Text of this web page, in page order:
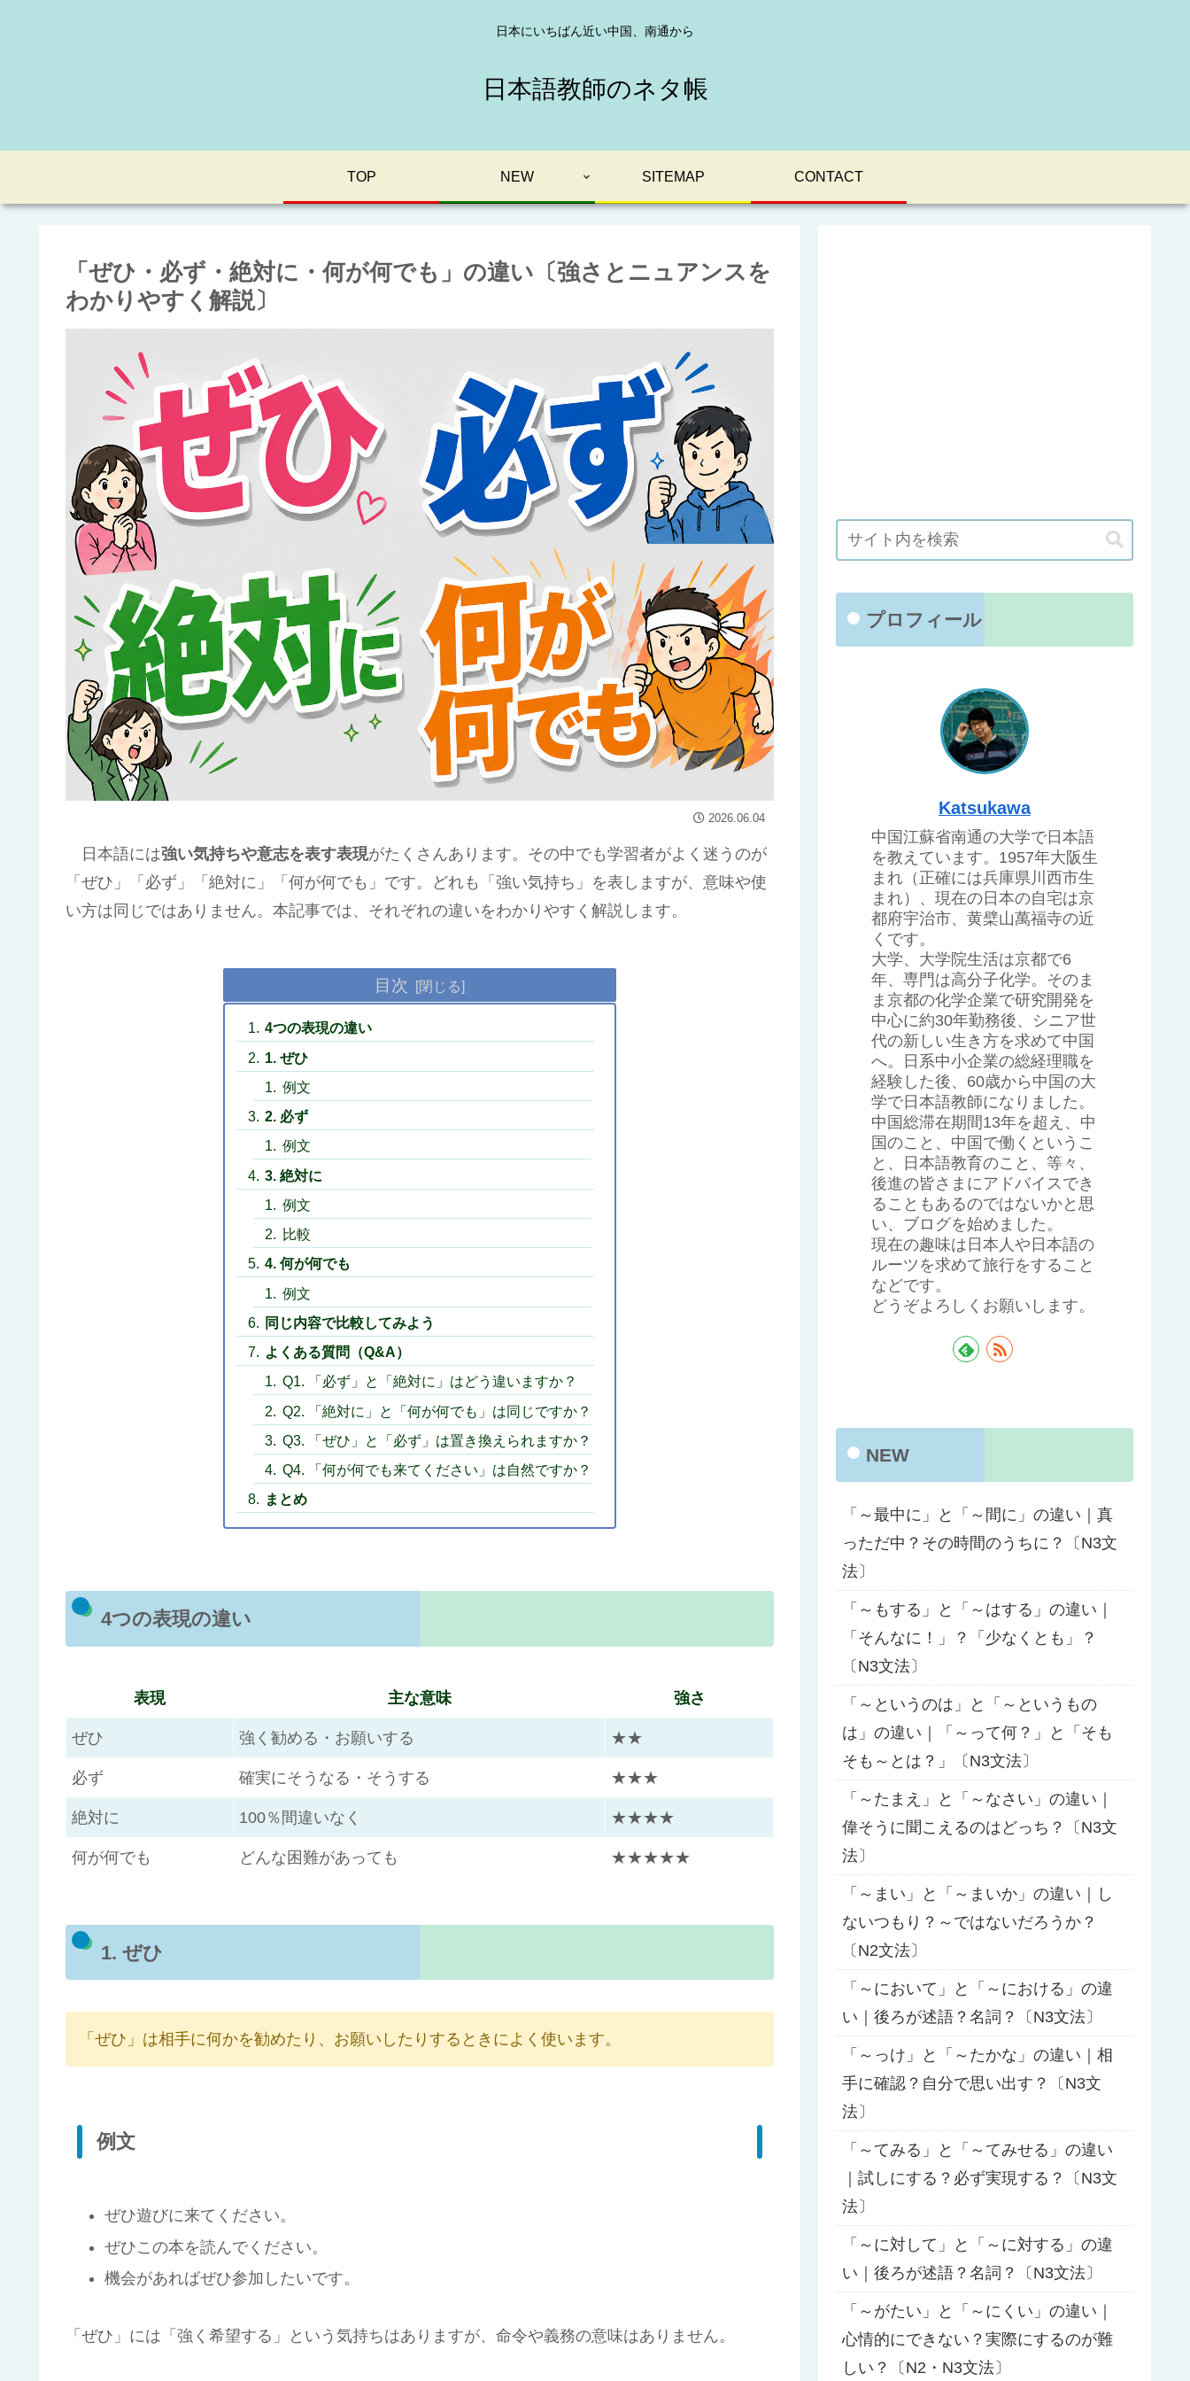
日本にいちばん近い中国、南通から
日本語教師のネタ帳
TOP NEW SITEMAP CONTACT
「ぜひ・必ず・絶対に・何が何でも」の違い〔強さとニュアンスを
わかりやすく解説〕
2026.06.04
日本語には強い気持ちや意志を表す表現がたくさんあります。その中でも学習者がよく迷うのが
「ぜひ」「必ず」「絶対に」「何が何でも」です。どれも「強い気持ち」を表しますが、意味や使
い方は同じではありません。本記事では、それぞれの違いをわかりやすく解説します。
目次
4つの表現の違い
1. ぜひ
例文
2. 必ず
例文
3. 絶対に
例文
比較
4. 何が何でも
例文
同じ内容で比較してみよう
よくある質問（Q&A）
Q1. 「必ず」と「絶対に」はどう違いますか？
Q2. 「絶対に」と「何が何でも」は同じですか？
Q3. 「ぜひ」と「必ず」は置き換えられますか？
Q4. 「何が何でも来てください」は自然ですか？
まとめ
4つの表現の違い
表現 主な意味 強さ
ぜひ 強く勧める・お願いする ★★
必ず 確実にそうなる・そうする ★★★
絶対に 100％間違いなく ★★★★
何が何でも どんな困難があっても ★★★★★
1. ぜひ
「ぜひ」は相手に何かを勧めたり、お願いしたりするときによく使います。
例文
ぜひ遊びに来てください。
ぜひこの本を読んでください。
機会があればぜひ参加したいです。
「ぜひ」には「強く希望する」という気持ちはありますが、命令や義務の意味はありません。
プロフィール
Katsukawa
中国江蘇省南通の大学で日本語
を教えています。1957年大阪生
まれ（正確には兵庫県川西市生
まれ）、現在の日本の自宅は京
都府宇治市、黄檗山萬福寺の近
くです。
大学、大学院生活は京都で6
年、専門は高分子化学。そのま
ま京都の化学企業で研究開発を
中心に約30年勤務後、シニア世
代の新しい生き方を求めて中国
へ。日系中小企業の総経理職を
経験した後、60歳から中国の大
学で日本語教師になりました。
中国総滞在期間13年を超え、中
国のこと、中国で働くというこ
と、日本語教育のこと、等々、
後進の皆さまにアドバイスでき
ることもあるのではないかと思
い、ブログを始めました。
現在の趣味は日本人や日本語の
ルーツを求めて旅行をすること
などです。
どうぞよろしくお願いします。
NEW
「～最中に」と「～間に」の違い｜真
っただ中？その時間のうちに？〔N3文
法〕
「～もする」と「～はする」の違い｜
「そんなに！」？「少なくとも」？
〔N3文法〕
「～というのは」と「～というもの
は」の違い｜「～って何？」と「そも
そも～とは？」〔N3文法〕
「～たまえ」と「～なさい」の違い｜
偉そうに聞こえるのはどっち？〔N3文
法〕
「～まい」と「～まいか」の違い｜し
ないつもり？～ではないだろうか？
〔N2文法〕
「～において」と「～における」の違
い｜後ろが述語？名詞？〔N3文法〕
「～っけ」と「～たかな」の違い｜相
手に確認？自分で思い出す？〔N3文
法〕
「～てみる」と「～てみせる」の違い
｜試しにする？必ず実現する？〔N3文
法〕
「～に対して」と「～に対する」の違
い｜後ろが述語？名詞？〔N3文法〕
「～がたい」と「～にくい」の違い｜
心情的にできない？実際にするのが難
しい？〔N2・N3文法〕